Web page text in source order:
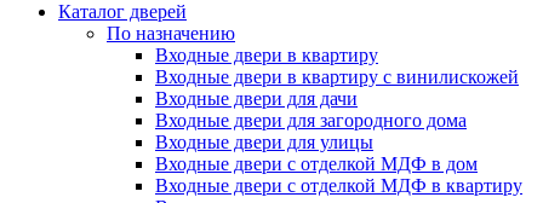
Каталог дверей
По назначению
Входные двери в квартиру
Входные двери в квартиру с винилискожей
Входные двери для дачи
Входные двери для загородного дома
Входные двери для улицы
Входные двери с отделкой МДФ в дом
Входные двери с отделкой МДФ в квартиру